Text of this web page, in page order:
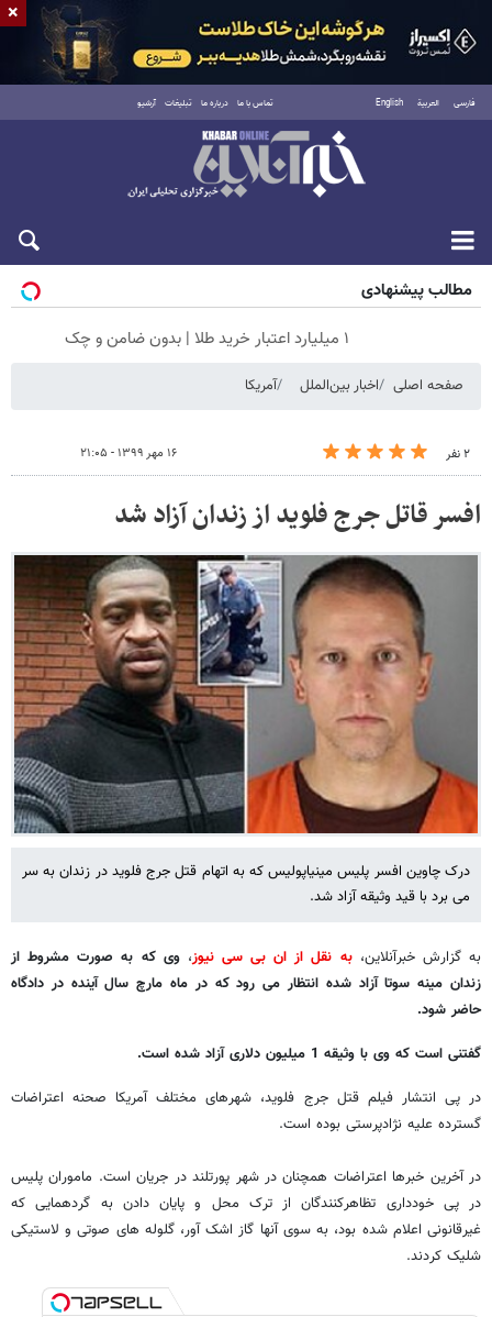
فارسی العربية English تماس با ما درباره ما تبلیغات آرشیو
جمعه ۱۶ مرداد ۱۴۰۵
مطالب پیشنهادی
۱ میلیارد اعتبار خرید طلا | بدون ضامن و چک
صفحه اصلی اخبار بین‌الملل آمریکا
۲ نفر ۱۶ مهر ۱۳۹۹ - ۲۱:۰۵
افسر قاتل جرج فلوید از زندان آزاد شد
درک چاوین افسر پلیس مینیاپولیس که به اتهام قتل جرج فلوید در زندان به سر
می برد با قید وثیقه آزاد شد.
به گزارش خبرآنلاین،به نقل از ان بی سی نیوز،وی که به صورت مشروط از
زندان مینه سوتا آزاد شده انتظار می رود که در ماه مارچ سال آینده در دادگاه
حاضر شود.
گفتنی است که وی با وثیقه 1 میلیون دلاری آزاد شده است.
در پی انتشار فیلم قتل جرج فلوید، شهرهای مختلف آمریکا صحنه اعتراضات
گسترده علیه نژادپرستی بوده است.
در آخرین خبرها اعتراضات همچنان در شهر پورتلند در جریان است. ماموران پلیس
در پی خودداری تظاهرکنندگان از ترک محل و پایان دادن به گردهمایی که
غیرقانونی اعلام شده بود، به سوی آنها گاز اشک آور، گلوله های صوتی و لاستیکی
شلیک کردند.
×